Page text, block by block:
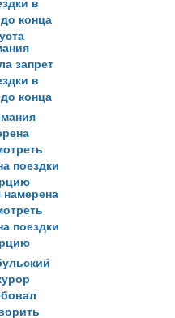
запрет
в
конца
намерена
поездки